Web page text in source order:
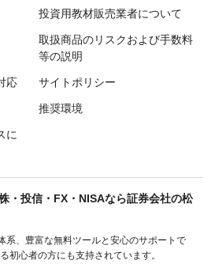
投資用教材販売業者について
取扱商品のリスクおよび手数料
等の説明
応 サイトポリシー
推奨環境
に
・投信・FX・NISAなら証券会社の松
系、豊富な無料ツールと安心のサポートで
初心者の方にも支持されています。